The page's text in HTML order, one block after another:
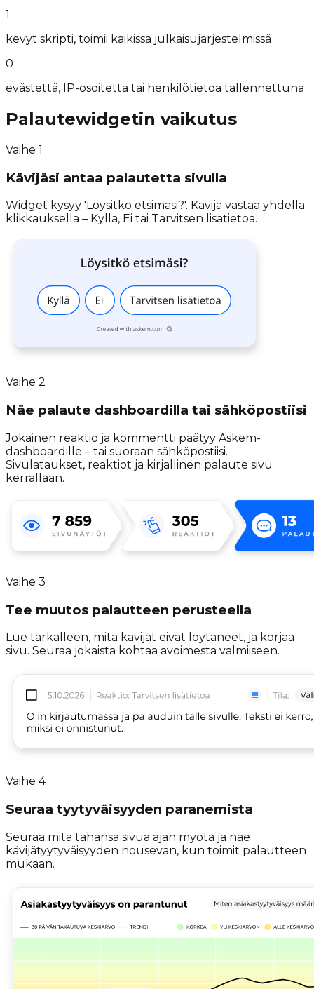
1
kevyt skripti, toimii kaikissa julkaisujärjestelmissä
0
evästettä, IP-osoitetta tai henkilötietoa tallennettuna
Palautewidgetin vaikutus
Vaihe 1
Kävijäsi antaa palautetta sivulla
Widget kysyy 'Löysitkö etsimäsi?'. Kävijä vastaa yhdellä
klikkauksella – Kyllä, Ei tai Tarvitsen lisätietoa.
Vaihe 2
Näe palaute dashboardilla tai sähköpostiisi
Jokainen reaktio ja kommentti päätyy Askem-
dashboardille – tai suoraan sähköpostiisi.
Sivulataukset, reaktiot ja kirjallinen palaute sivu
kerrallaan.
Vaihe 3
Tee muutos palautteen perusteella
Lue tarkalleen, mitä kävijät eivät löytäneet, ja korjaa
sivu. Seuraa jokaista kohtaa avoimesta valmiiseen.
Vaihe 4
Seuraa tyytyväisyyden paranemista
Seuraa mitä tahansa sivua ajan myötä ja näe
kävijätyytyväisyyden nousevan, kun toimit palautteen
mukaan.